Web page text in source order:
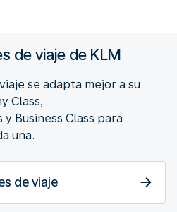
de viaje de KLM
se adapta mejor a su
Class,
Business Class para
una.
de viaje